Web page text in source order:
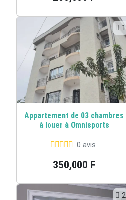
1
Appartement de 03 chambres
à louer à Omnisports
0 avis
350,000 F
2